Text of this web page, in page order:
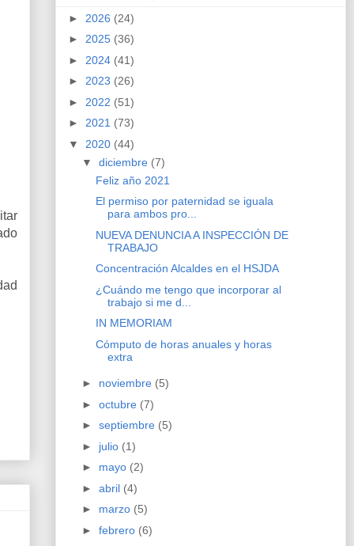
► 2026 (24)
► 2025 (36)
► 2024 (41)
► 2023 (26)
► 2022 (51)
► 2021 (73)
▼ 2020 (44)
▼ diciembre (7)
Feliz año 2021
El permiso por paternidad se iguala
para ambos pro...
NUEVA DENUNCIA A INSPECCIÓN DE
TRABAJO
Concentración Alcaldes en el HSJDA
¿Cuándo me tengo que incorporar al
trabajo si me d...
IN MEMORIAM
Cómputo de horas anuales y horas
extra
► noviembre (5)
► octubre (7)
► septiembre (5)
► julio (1)
► mayo (2)
► abril (4)
► marzo (5)
► febrero (6)